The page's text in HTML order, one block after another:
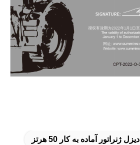
دیزل ژنراتور آماده به کار 50 هرتز